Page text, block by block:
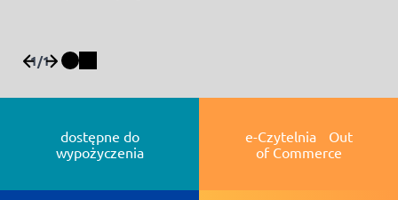
1/1
dostępne do
wypożyczenia
e-Czytelnia Out
of Commerce